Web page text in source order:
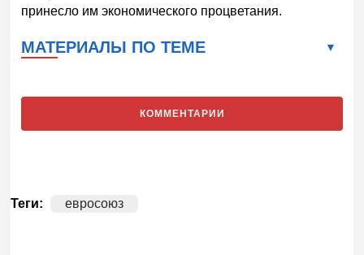
принесло им экономического процветания.
МАТЕРИАЛЫ ПО ТЕМЕ
КОММЕНТАРИИ
Теги: евросоюз